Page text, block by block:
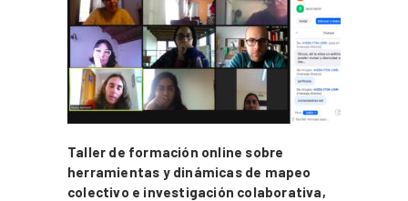
Taller de formación online sobre
herramientas y dinámicas de mapeo
colectivo e investigación colaborativa,